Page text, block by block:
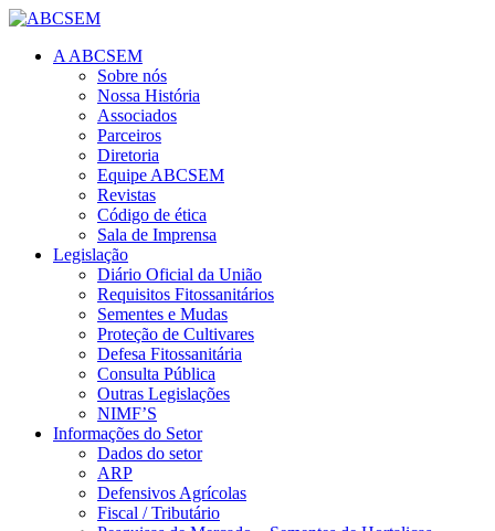
A ABCSEM
Sobre nós
Nossa História
Associados
Parceiros
Diretoria
Equipe ABCSEM
Revistas
Código de ética
Sala de Imprensa
Legislação
Diário Oficial da União
Requisitos Fitossanitários
Sementes e Mudas
Proteção de Cultivares
Defesa Fitossanitária
Consulta Pública
Outras Legislações
NIMF’S
Informações do Setor
Dados do setor
ARP
Defensivos Agrícolas
Fiscal / Tributário